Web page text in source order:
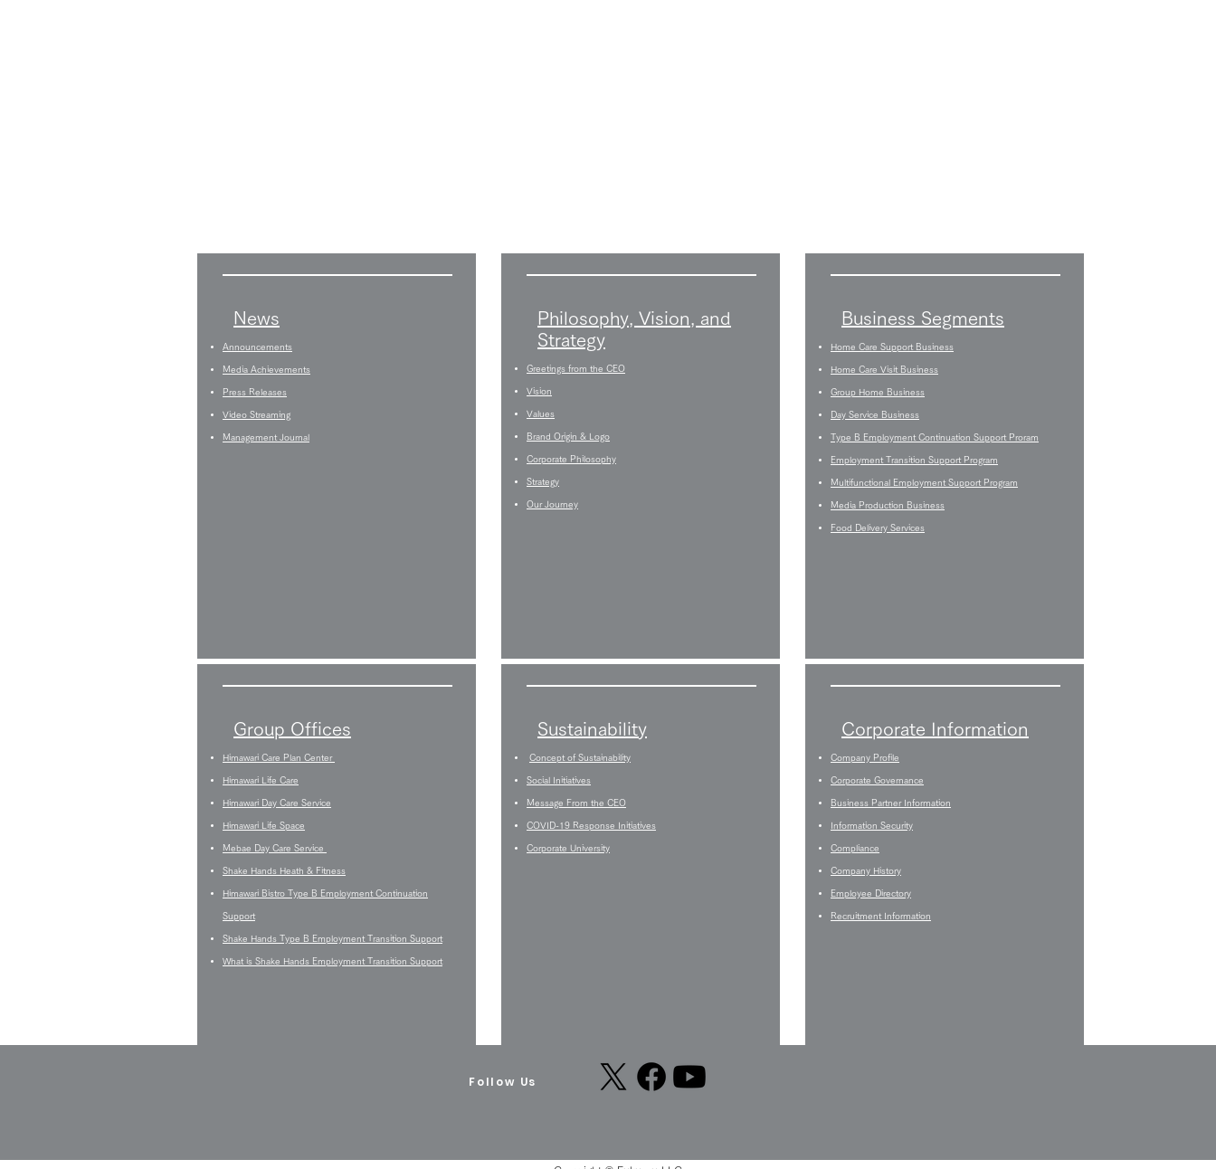
News
Announcements
Media Achievements
Press Releases
Video Streaming
Management Journal
Group Offices
Himawari Care Plan Center
Himawari Life Care
Himawari Day Care Service
Himawari Life Space
Mebae Day Care Service
Shake Hands Heath & Fitness
Himawari Bistro Type B Employment Continuation
Support
Shake Hands Type B Employment Transition Support
What is Shake Hands Employment Transition Support
Philosophy, Vision, and
Strategy
Greetings from the CEO
Vision
Values
Brand Origin & Logo
Corporate Philosophy
Strategy
Our Journey
Sustainability
Concept of Sustainability
Social Initiatives
Message From the CEO
COVID-19 Response Initiatives
Corporate University
Business Segments
Home Care Support Business
Home Care Visit Business
Group Home Business
Day Service Business
Type B Employment Continuation Support Proram
Employment Transition Support Program
Multifunctional Employment Support Program
Media Production Business
Food Delivery Services
Corporate Information
Company Profile
Corporate Governance
Business Partner Information
Information Security
Compliance
Company History
Employee Directory
Recruitment Information
Follow Us